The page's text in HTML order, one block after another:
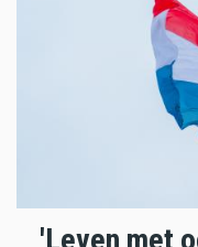
'Leven met